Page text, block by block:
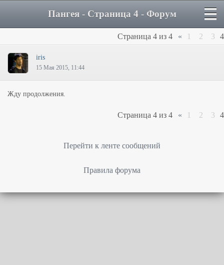
Пангея - Страница 4 - Форум
Страница 4 из 4 « 1 2 3 4
iris
15 Мая 2015, 11:44
Жду продолжения.
Страница 4 из 4 « 1 2 3 4
Перейти к ленте сообщений
Правила форума